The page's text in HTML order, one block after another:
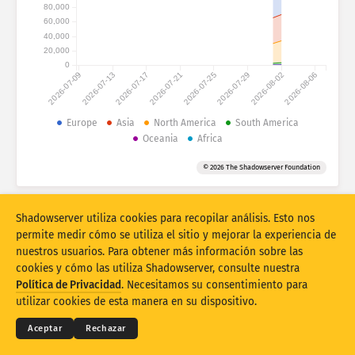
Estadísticas de ataques: dispositivos
Ayuda
Países
Conjunto de datos
Superpuestos
Actualizar Restablecer
Descargar como PNG
2026-07-092026-07-132026-07-172026-07-212026-07-252026-07-292026-08-022026-08-06
0
20,000
40,000
60,000
80,000
Europe Asia North America
South America
Oceania
Africa
© 2026 The Shadowserver Foundation
© 2026THE SHADOWSERVER FOUNDATION
Términos y privacidad
Contacte con nosotros
Créditos
Shadowserver utiliza cookies para recopilar análisis. Esto nos
permite medir cómo se utiliza el sitio y mejorar la experiencia de
nuestros usuarios. Para obtener más información sobre las
cookies y cómo las utiliza Shadowserver, consulte nuestra
Política de Privacidad. Necesitamos su consentimiento para
utilizar cookies de esta manera en su dispositivo.
Aceptar Rechazar